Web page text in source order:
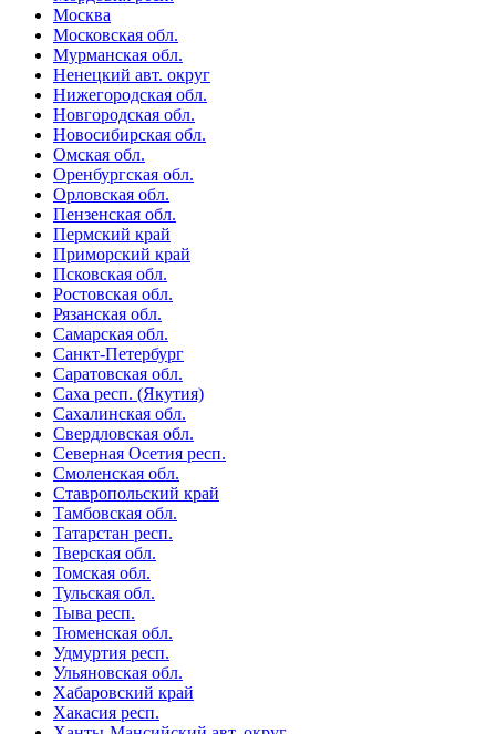
Москва
Московская обл.
Мурманская обл.
Ненецкий авт. округ
Нижегородская обл.
Новгородская обл.
Новосибирская обл.
Омская обл.
Оренбургская обл.
Орловская обл.
Пензенская обл.
Пермский край
Приморский край
Псковская обл.
Ростовская обл.
Рязанская обл.
Самарская обл.
Санкт-Петербург
Саратовская обл.
Саха респ. (Якутия)
Сахалинская обл.
Свердловская обл.
Северная Осетия респ.
Смоленская обл.
Ставропольский край
Тамбовская обл.
Татарстан респ.
Тверская обл.
Томская обл.
Тульская обл.
Тыва респ.
Тюменская обл.
Удмуртия респ.
Ульяновская обл.
Хабаровский край
Хакасия респ.